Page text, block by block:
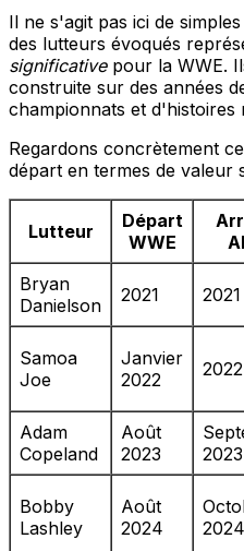
Il ne s'agit pas ici de
des lutteurs évoqués
significativepour la WWE.
construite sur des années
championnats et d'histoires
Regardons concrètement
départ en termes de valeur
Lutteur
Départ
WWE
Bryan
Danielson
2021 2021
Samoa
Joe
Janvier
2022
2022
Adam
Copeland
Août
2023
2023
Bobby
Lashley
Août
2024
2024